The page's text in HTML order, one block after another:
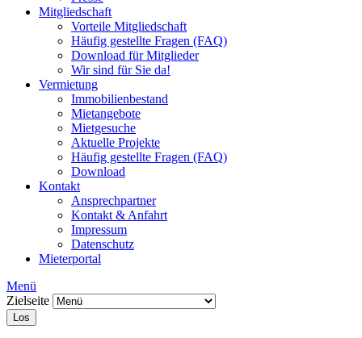
Mitgliedschaft
Vorteile Mitgliedschaft
Häufig gestellte Fragen (FAQ)
Download für Mitglieder
Wir sind für Sie da!
Vermietung
Immobilienbestand
Mietangebote
Mietgesuche
Aktuelle Projekte
Häufig gestellte Fragen (FAQ)
Download
Kontakt
Ansprechpartner
Kontakt & Anfahrt
Impressum
Datenschutz
Mieterportal
Menü
Zielseite
Los